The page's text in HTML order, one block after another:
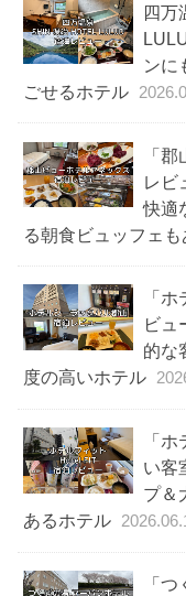
四万
ンに
ごせるホテル
「
レビ
快適
る朝食ビュッフェも
「
ビュ
的な
度の高いホテル
「
い客
プ＆
あるホテル
「